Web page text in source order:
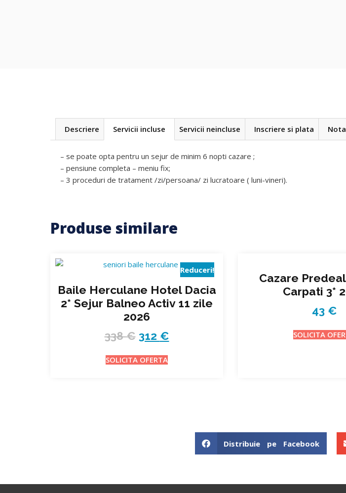
Servicii incluse Servicii neincluse Inscriere si plata Nota
Descriere
– se poate opta pentru un sejur de minim 6 nopti cazare ;
– pensiune completa – meniu fix;
– 3 proceduri de tratament /zi/persoana/ zi lucratoare ( luni-vineri).
Produse similare
Reduceri!
Baile Herculane Hotel Dacia
2* Sejur Balneo Activ 11 zile
2026
338€ 312 €
SOLICITA OFERTA
Cazare
Carpati 3*
43 €
SOLICITA
Distribuie pe Facebook